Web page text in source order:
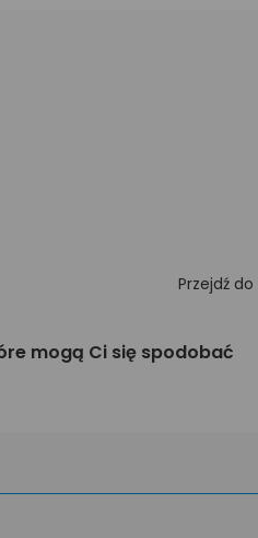
Przejdź do
mogą Ci się spodobać